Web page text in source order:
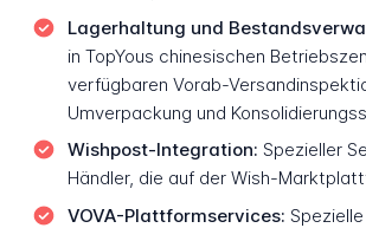
Lagerhaltung und
in TopYous chinesischen
verfügbaren Vorab-
Umverpackung und
Wishpost-Integration: Spezieller
Händler, die auf der Wish-
VOVA-Plattformservices: